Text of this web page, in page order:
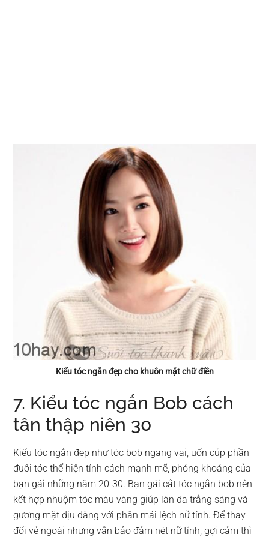
Kiểu tóc ngắn đẹp cho khuôn mặt chữ điền
7. Kiểu tóc ngắn Bob cách
tân thập niên 30
Kiểu tóc ngắn đẹp như tóc bob ngang vai, uốn cúp phần
đuôi tóc thể hiện tính cách mạnh mẽ, phóng khoáng của
bạn gái những năm 20-30. Bạn gái cắt tóc ngắn bob nên
kết hợp nhuộm tóc màu vàng giúp làn da trắng sáng và
gương mặt dịu dàng với phần mái lệch nữ tính. Để thay
đổi vẻ ngoài nhưng vẫn bảo đảm nét nữ tính, gợi cảm thì